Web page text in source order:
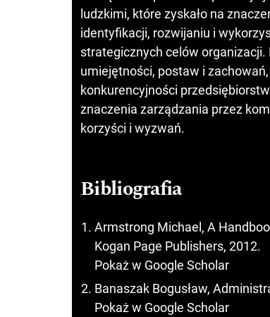
ludzkimi, które zyskało na
identyfikacji, rozwijaniu i
strategicznych celów
umiejętności, postaw i
konkurencyjności
znaczenia zarządzania przez
korzyści i wyzwań.
Bibliografia
Armstrong Michael, A
Kogan Page Publishers, 2012.
Pokaż w Google Scholar
Banaszak Bogusław,
Pokaż w Google Scholar